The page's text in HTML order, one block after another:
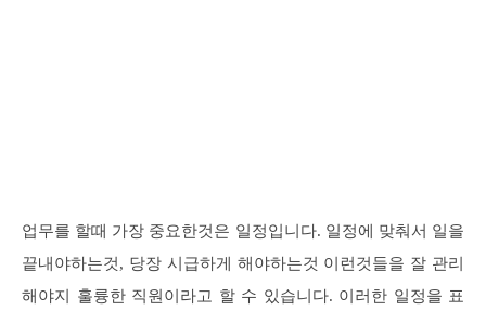
업무를 할때 가장 중요한것은 일정입니다. 일정에 맞춰서 일을
끝내야하는것, 당장 시급하게 해야하는것 이런것들을 잘 관리
해야지 훌륭한 직원이라고 할 수 있습니다. 이러한 일정을 표